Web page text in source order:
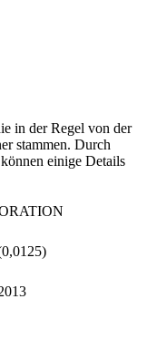
in der Regel von der
stammen. Durch
einige Details